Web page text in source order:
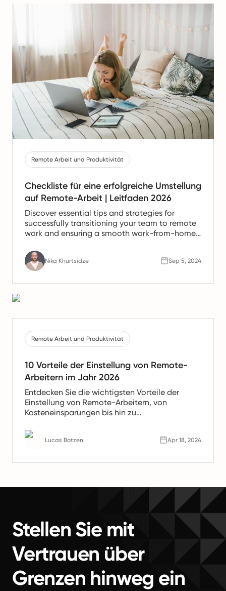
Remote Arbeit und Produktivität
Checkliste für eine erfolgreiche Umstellung
auf Remote-Arbeit | Leitfaden 2026
Discover essential tips and strategies for
successfully transitioning your team to remote
work and ensuring a smooth work-from-home
Nika Khurtsidze Sep 5, 2024
Remote Arbeit und Produktivität
10 Vorteile der Einstellung von Remote-
Arbeitern im Jahr 2026
Entdecken Sie die wichtigsten Vorteile der
Einstellung von Remote-Arbeitern, von
Kosteneinsparungen bis hin zu
Remote-Teams die Zukunft der Arbeit sind.
Lucas Botzen. Apr 18, 2024
Stellen Sie mit
Vertrauen über
Grenzen hinweg ein